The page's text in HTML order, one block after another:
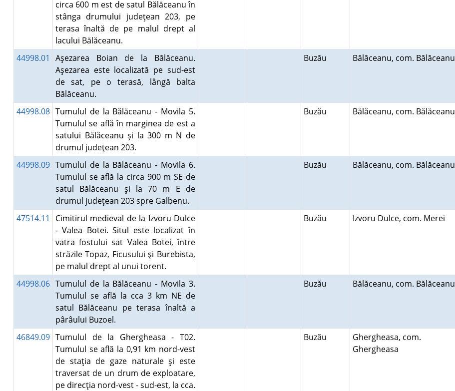
circa 600 m est de satul Bălăceanu în
stânga drumului judeţean 203, pe
terasa înaltă de pe malul drept al
lacului Bălăceanu.
44998.01
Aşezarea Boian de la Bălăceanu.
Aşezarea este localizată pe sud-est
de sat, pe o terasă, lângă balta
Bălăceanu.
Buzău Bălăceanu, com. Bălăceanu
44998.08 Tumulul de la Bălăceanu - Movila 5.
Tumulul se află în marginea de est a
satului Bălăceanu şi la 300 m N de
drumul judeţean 203.
Buzău Bălăceanu, com. Bălăceanu
44998.09 Tumulul de la Bălăceanu - Movila 6.
Tumulul se află la circa 900 m SE de
satul Bălăceanu şi la 70 m E de
drumul judeţean 203 spre Galbenu.
Buzău Bălăceanu, com. Bălăceanu
47514.11
Cimitirul medieval de la Izvoru Dulce
- Valea Botei. Situl este localizat în
vatra fostului sat Valea Botei, între
străzile Topaz, Ficusului şi Burebista,
pe malul drept al unui torent.
Buzău Izvoru Dulce, com. Merei
44998.06 Tumulul de la Bălăceanu - Movila 3.
Tumulul se află la cca 3 km NE de
satul Bălăceanu pe terasa înaltă a
pârâului Buzoel.
Buzău Bălăceanu, com. Bălăceanu
46849.09 Tumulul de la Ghergheasa - T02.
Tumulul se află la 0,91 km nord-vest
de staţia de gaze naturale şi este
traversat de un drum de exploatare,
pe direcţia nord-vest - sud-est, la cca.
Buzău
Ghergheasa, com.
Ghergheasa